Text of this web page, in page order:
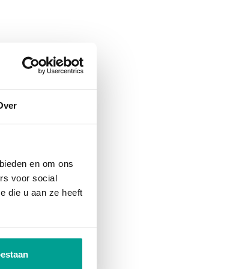
en om ons
voor social
die u aan ze heeft